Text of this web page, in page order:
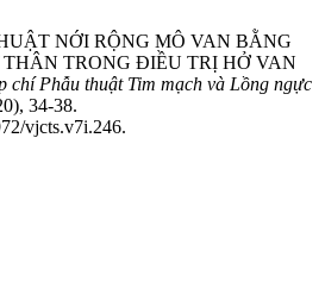
NỚI RỘNG MÔ VAN BẰNG
TRONG ĐIỀU TRỊ HỞ VAN
chí Phẫu thuật Tim mạch và Lồng ngực
34-38.
vjcts.v7i.246.